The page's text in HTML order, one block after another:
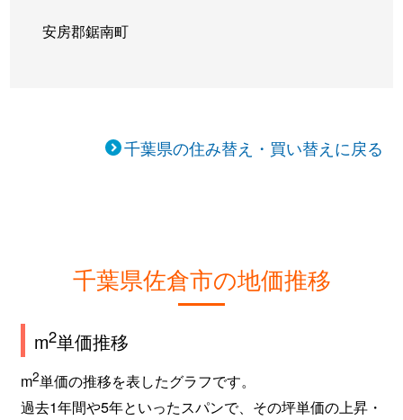
安房郡鋸南町
千葉県の住み替え・買い替えに戻る
千葉県佐倉市の地価推移
m2単価推移
m2単価の推移を表したグラフです。
過去1年間や5年といったスパンで、その坪単価の上昇・